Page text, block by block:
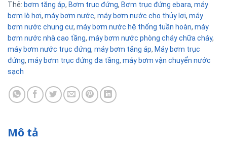
Thẻ: bơm tăng áp, Bơm trục đứng, Bơm trục đứng ebara, máy
bơm lò hơi, máy bơm nước, máy bơm nước cho thủy lợi, máy
bơm nước chung cư, máy bơm nước hệ thống tuần hoàn, máy
bơm nước nhà cao tầng, máy bơm nước phòng cháy chữa cháy,
máy bơm nước trục đứng, máy bơm tăng áp, Máy bơm trục
đứng, máy bơm trục đứng đa tầng, máy bơm vận chuyển nước
sạch
Mô tả